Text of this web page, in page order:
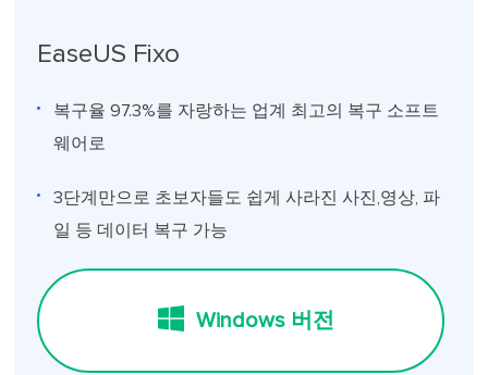
EaseUS Fixo
복구율 97.3%를 자랑하는 업계 최고의 복구 소프트
웨어로
3단계만으로 초보자들도 쉽게 사라진 사진,영상, 파
일 등 데이터 복구 가능
Windows 버전